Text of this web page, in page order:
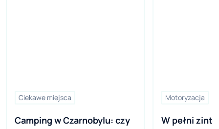
Ciekawe miejsca
Camping w Czarnobylu: czy
Motoryzacja
W pełni